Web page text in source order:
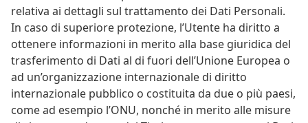
relativa ai dettagli sul trattamento dei Dati Personali.
In caso di superiore protezione, l’Utente ha diritto a
ottenere informazioni in merito alla base giuridica del
trasferimento di Dati al di fuori dell’Unione Europea o
ad un’organizzazione internazionale di diritto
internazionale pubblico o costituita da due o più paesi,
come ad esempio l’ONU, nonché in merito alle misure